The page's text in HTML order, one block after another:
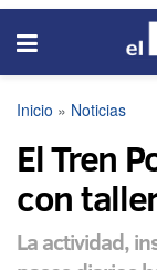
Inicio » Noticias
El Tren
con
La actividad,